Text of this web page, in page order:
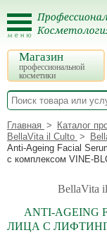
Магазин
профессиональной
косметики
Главная Каталог
BellaVita il Culto
Anti-Ageing Facial
с комплексом VINE-
BellaVita
ANTI-
ЛИЦА С